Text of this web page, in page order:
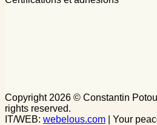
Copyright 2026 © Constantin
rights reserved.
IT/WEB: webelous.com | Your